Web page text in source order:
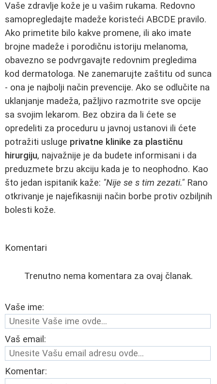
Vaše zdravlje kože je u vašim rukama. Redovno
samopregledajte madeže koristeći ABCDE pravilo.
Ako primetite bilo kakve promene, ili ako imate
brojne madeže i porodičnu istoriju melanoma,
obavezno se podvrgavajte redovnim pregledima
kod dermatologa. Ne zanemarujte zaštitu od sunca
- ona je najbolji način prevencije. Ako se odlučite na
uklanjanje madeža, pažljivo razmotrite sve opcije
sa svojim lekarom. Bez obzira da li ćete se
opredeliti za proceduru u javnoj ustanovi ili ćete
potražiti usluge privatne klinike za plastičnu
hirurgiju, najvažnije je da budete informisani i da
preduzmete brzu akciju kada je to neophodno. Kao
što jedan ispitanik kaže: "Nije se s tim zezati." Rano
otkrivanje je najefikasniji način borbe protiv ozbiljnih
bolesti kože.
Komentari
Trenutno nema komentara za ovaj članak.
Vaše ime:
Vaš email:
Komentar: